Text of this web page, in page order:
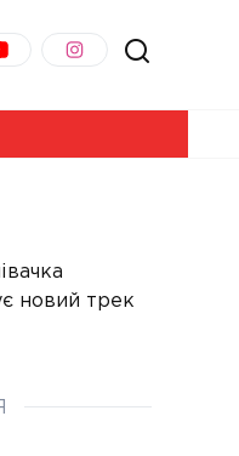
новий трек